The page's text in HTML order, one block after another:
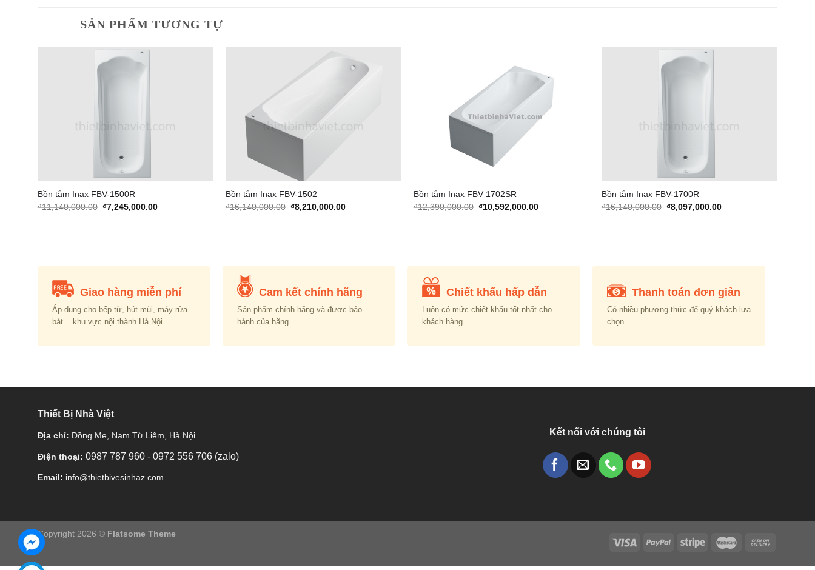
SẢN PHẨM TƯƠNG TỰ
Bồn tắm Inax FBV-1500R
₫11,140,000.00 Original
₫7,245,000.00Current
Bồn tắm Inax FBV-1502
₫16,140,000.00 Original
₫8,210,000.00Current
Bồn tắm Inax FBV 1702SR
₫12,390,000.00 Original
₫10,592,000.00Current
Bồn tắm Inax FBV-1700R
₫16,140,000.00 Original
₫8,097,000.00Current
Giao hàng miễn phí
Áp dụng cho bếp từ, hút mùi, máy rửa
bát... khu vực nội thành Hà Nội
Cam kết chính hãng
Sản phẩm chính hãng và được bảo
hành của hãng
Chiết khấu hấp dẫn
Luôn có mức chiết khấu tốt nhất cho
khách hàng
Thanh toán đơn giản
Có nhiều phương thức để quý khách lựa
chọn
Thiết Bị Nhà Việt
Địa chỉ: Đồng Me, Nam Từ Liêm, Hà Nội
Điện thoại: 0987 787 960 - 0972 556 706 (zalo)
Email: info@thietbivesinhaz.com
Kết nối với chúng tôi
Copyright 2026 © Flatsome Theme